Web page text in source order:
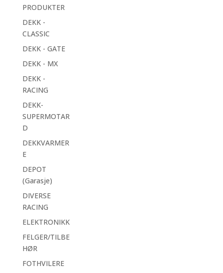
PRODUKTER
DEKK -
CLASSIC
DEKK - GATE
DEKK - MX
DEKK -
RACING
DEKK-
SUPERMOTAR
D
DEKKVARMER
E
DEPOT
(Garasje)
DIVERSE
RACING
ELEKTRONIKK
FELGER/TILBE
HØR
FOTHVILERE